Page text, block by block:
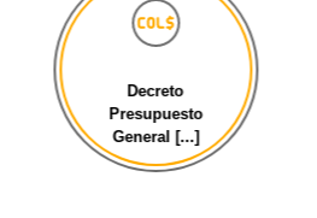
Decreto
Presupuesto
General [...]